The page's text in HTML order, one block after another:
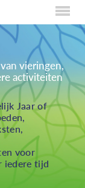
vieringen,
activiteiten
Jaar of
voor
iedere tijd